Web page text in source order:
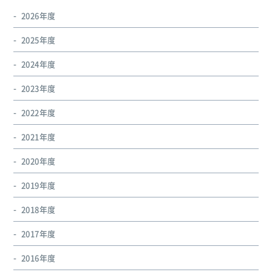
2026年度
2025年度
2024年度
2023年度
2022年度
2021年度
2020年度
2019年度
2018年度
2017年度
2016年度